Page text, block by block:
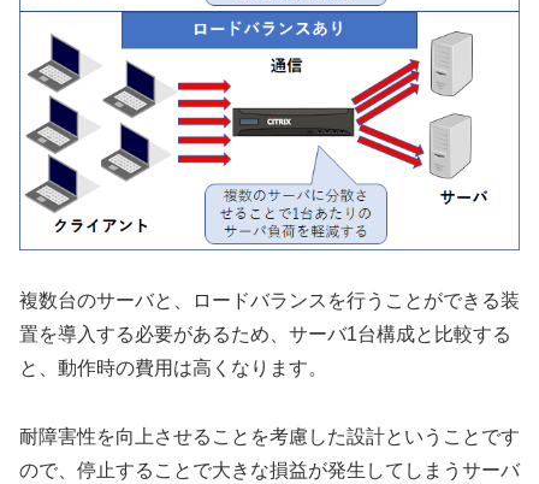
複数台のサーバと、ロードバランスを行うことができる装
置を導入する必要があるため、サーバ1台構成と比較する
と、動作時の費用は高くなります。
耐障害性を向上させることを考慮した設計ということです
ので、停止することで大きな損益が発生してしまうサーバ